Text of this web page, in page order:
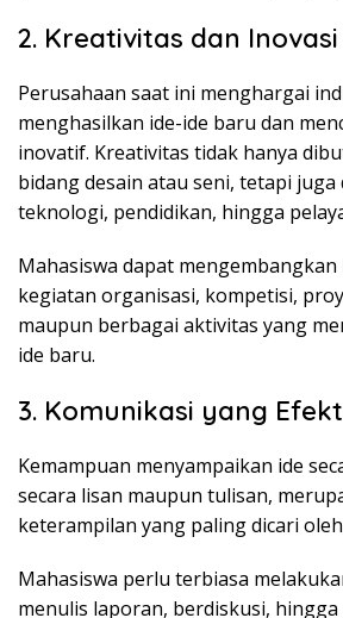
2. Kreativitas dan Inovasi
Perusahaan saat ini menghargai
menghasilkan ide-ide baru dan
inovatif. Kreativitas tidak hanya
bidang desain atau seni, tetapi juga
teknologi, pendidikan, hingga
Mahasiswa dapat
kegiatan organisasi, kompetisi,
maupun berbagai aktivitas yang
ide baru.
3. Komunikasi yang
Kemampuan menyampaikan ide
secara lisan maupun tulisan,
keterampilan yang paling dicari
Mahasiswa perlu terbiasa
menulis laporan, berdiskusi,